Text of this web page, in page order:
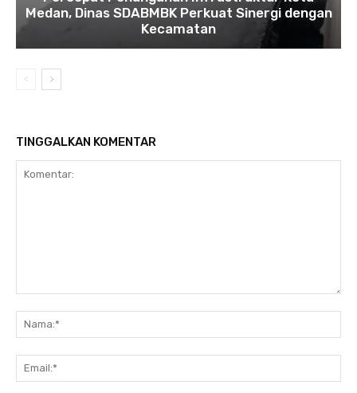
Medan, Dinas SDABMBK Perkuat Sinergi dengan
Kecamatan
TINGGALKAN KOMENTAR